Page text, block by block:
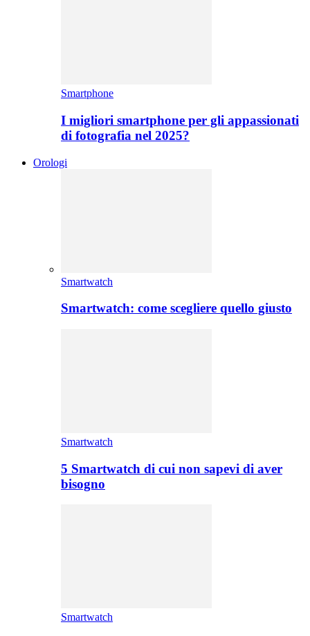
Smartphone
I migliori smartphone per gli appassionati
di fotografia nel 2025?
Orologi
Smartwatch
Smartwatch: come scegliere quello giusto
Smartwatch
5 Smartwatch di cui non sapevi di aver
bisogno
Smartwatch